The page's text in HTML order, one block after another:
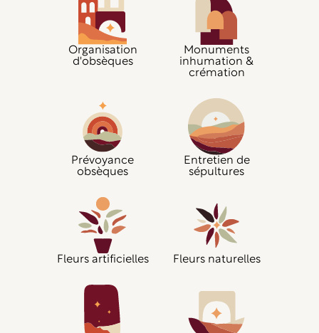
Organisation
d'obsèques
Monuments
inhumation &
crémation
Prévoyance
obsèques
Entretien de
sépultures
Fleurs artificielles Fleurs naturelles